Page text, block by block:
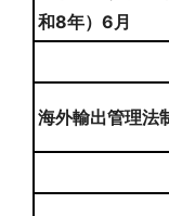
和8年）6月
海外輸出管理法